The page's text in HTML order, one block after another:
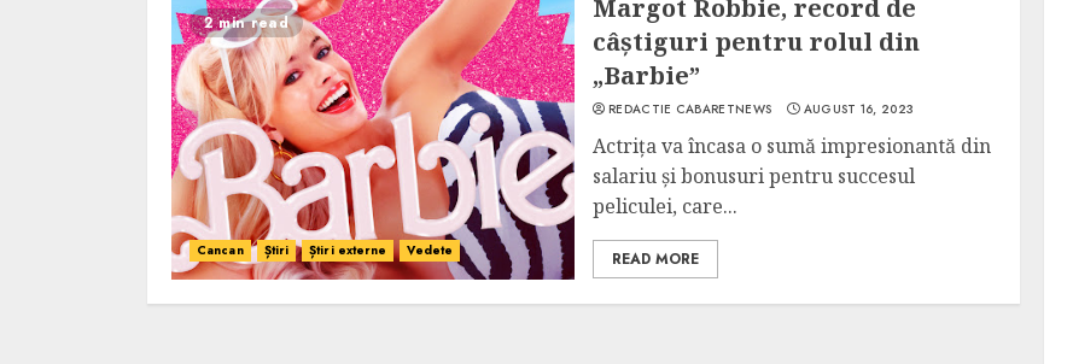
2 min read
Cancan Știri Știri externe Vedete
Margot Robbie, record de
câștiguri pentru rolul din
„Barbie”
REDACTIE CABARETNEWS AUGUST 16, 2023
Actrița va încasa o sumă impresionantă din
salariu și bonusuri pentru succesul
peliculei, care...
READ MORE